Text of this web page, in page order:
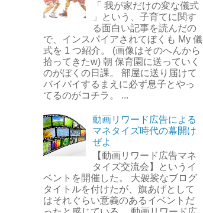
「 我が家だけの変な儀式
」という、子育てに関す
る面白い記事を読んだの
で、インスパイアされてぼくも My 儀
式を 1 つ紹介。 (画像はそのへんから
拾ってきたw) 朝 保育園に送っていく
のがぼくの日課。 部屋に送り届けて
バイバイするまえに必ず息子とやっ
てるのがコチラ。 ...
動画リワード広告による
マネタイズ時代の幕開け
ぜよ
【動画リワード広告マネ
タイズ交流会】というイ
ベントを開催した。 大袈裟なブログ
タイトルを付けたが、旗あげとして
はそれぐらい意義のあるイベントだ